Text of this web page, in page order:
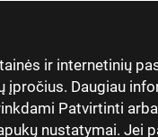
ir internetinių
įpročius. Daugiau
Patvirtinti
nustatymai. Jei